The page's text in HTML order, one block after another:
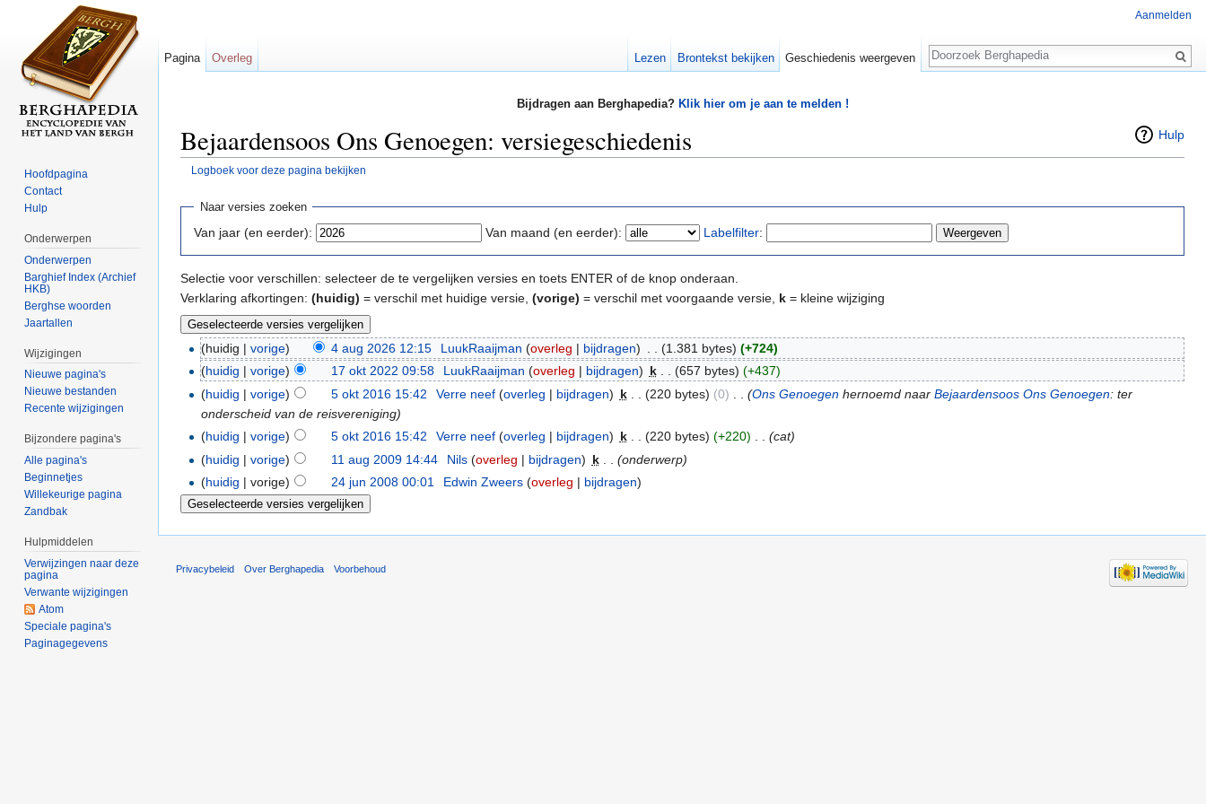
Bijdragen aan Berghapedia? Klik hier om je aan te melden !
Hulp
Bejaardensoos Ons Genoegen: versiegeschiedenis
Logboek voor deze pagina bekijken
Naar versies zoeken
Van jaar (en eerder): Van maand (en eerder): Labelfilter:
Selectie voor verschillen: selecteer de te vergelijken versies en toets ENTER of de knop onderaan.
Verklaring afkortingen: (huidig) = verschil met huidige versie, (vorige) = verschil met voorgaande versie, k = kleine wijziging
(huidig |vorige) 4 aug 2026 12:15 LuukRaaijman (overleg | bijdragen) (1.381 bytes) (+724)
(huidig |vorige) 17 okt 2022 09:58 LuukRaaijman (overleg | bijdragen) k . . (657 bytes) (+437)
(huidig |vorige) 5 okt 2016 15:42 Verre neef (overleg | bijdragen) k (220 bytes) (0) (Ons Genoegenhernoemd naar Bejaardensoos Ons Genoegen: ter
onderscheid van de reisvereniging)
(huidig |vorige) 5 okt 2016 15:42 Verre neef (overleg | bijdragen) k (220 bytes) (+220)
(cat)
(huidig |vorige) 11 aug 2009 14:44 Nils (overleg | bijdragen) k
(onderwerp)
(huidig | vorige) 24 jun 2008 00:01 Edwin Zweers (overleg | bijdragen)
Aanmelden
Pagina Overleg Lezen Brontekst bekijken Geschiedenis weergeven
Zoeken
Hoofdpagina
Contact
Hulp
Onderwerpen
Onderwerpen
Barghief Index (Archief
HKB)
Berghse woorden
Jaartallen
Wijzigingen
Nieuwe pagina's
Nieuwe bestanden
Recente wijzigingen
Bijzondere pagina's
Alle pagina's
Beginnetjes
Willekeurige pagina
Zandbak
Hulpmiddelen
Verwijzingen naar deze
pagina
Verwante wijzigingen
Atom
Speciale pagina's
Paginagegevens
Privacybeleid Over Berghapedia Voorbehoud